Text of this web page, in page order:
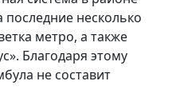
несколько
метро, а также
Благодаря этому
не составит